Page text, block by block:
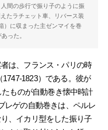
間の歩行で振り子のように振
たラチェット車、リバース装
）に収まった主ゼンマイを巻
った。
は、フランス・パリの時
1823）である。彼が
ものが自動巻き懐中時計
レゲの自動巻きは、ペルレ
、イカリ型をした振り子